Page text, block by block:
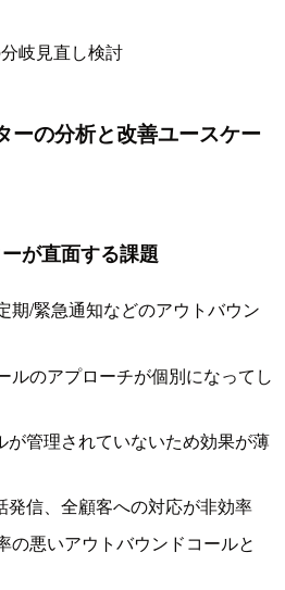
岐見直し検討
ーの分析と改善ユースケー
が直面する課題
期/緊急通知などのアウトバウン
ルのアプローチが個別になってし
が管理されていないため効果が薄
発信、全顧客への対応が非効率
の悪いアウトバウンドコールと